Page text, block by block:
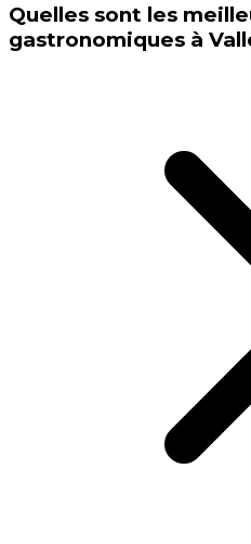
Quelles sont les
gastronomiques à